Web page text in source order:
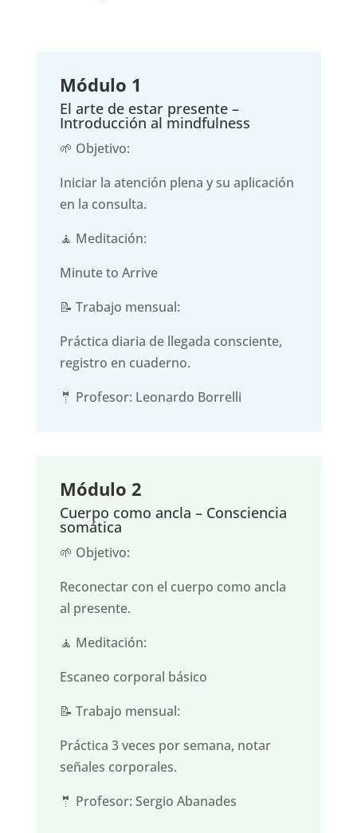
Módulo 1
El arte de estar presente –
Introducción al mindfulness
🌱 Objetivo:
Iniciar la atención plena y su aplicación
en la consulta.
🧘 Meditación:
Minute to Arrive
📝 Trabajo mensual:
Práctica diaria de llegada consciente,
registro en cuaderno.
🤵 Profesor: Leonardo Borrelli
Módulo 2
Cuerpo como ancla – Consciencia
somática
🌱 Objetivo:
Reconectar con el cuerpo como ancla
al presente.
🧘 Meditación:
Escaneo corporal básico
📝 Trabajo mensual:
Práctica 3 veces por semana, notar
señales corporales.
🤵 Profesor: Sergio Abanades